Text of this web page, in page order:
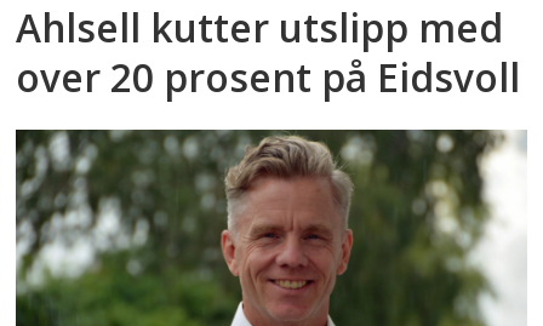
Ahlsell kutter utslipp med
over 20 prosent på Eidsvoll